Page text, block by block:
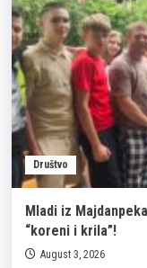
Društvo
Mladi iz
“koreni i krila”!
August 3, 2026